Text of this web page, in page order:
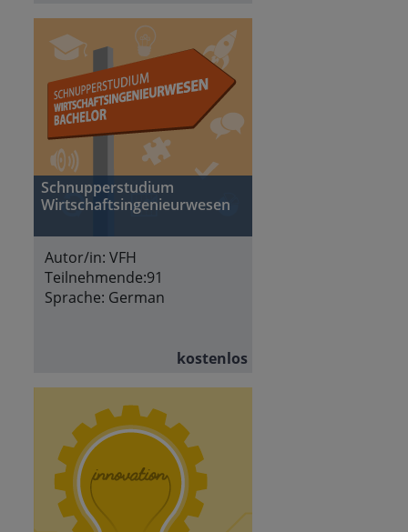
Schnupperstudium
Wirtschaftsingenieurwesen
Autor/in: VFH
Teilnehmende:91
Sprache: German
kostenlos